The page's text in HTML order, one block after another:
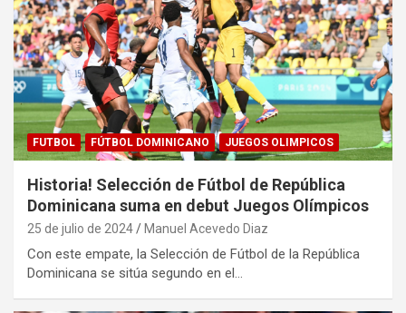
FUTBOL FÚTBOL DOMINICANO JUEGOS OLIMPICOS
Historia! Selección de Fútbol de República
Dominicana suma en debut Juegos Olímpicos
25 de julio de 2024 Manuel Acevedo Diaz
Con este empate, la Selección de Fútbol de la República
Dominicana se sitúa segundo en el…